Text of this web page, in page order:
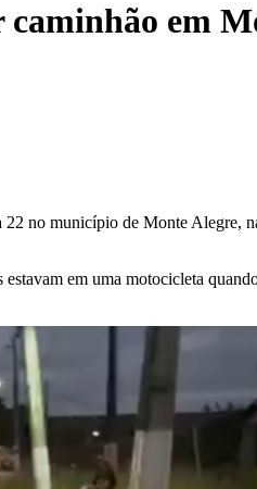
em
22 no município de Monte
em uma motocicleta